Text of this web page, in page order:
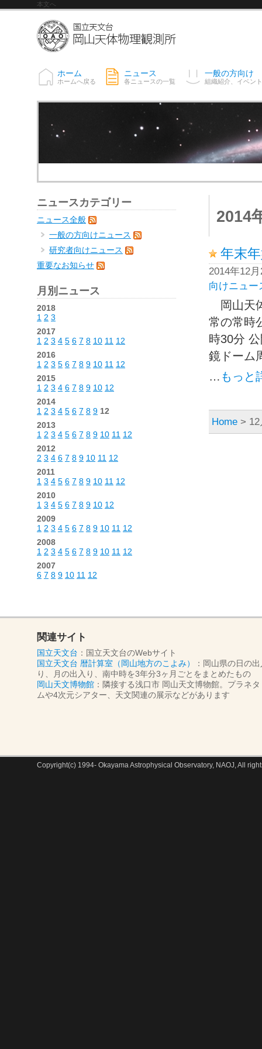
本文へ
ホーム
ホームへ戻る
ニュース
各ニュースの一覧
一般の方向け
組織紹介、イベン
2014
年末
2014年12
向けニュー
岡山天
常の常時
時30分
鏡ドー
… もっと
Home >
ニュースカテゴリー
ニュース全般
一般の方向けニュース
研究者向けニュース
重要なお知らせ
月別ニュース
2018
1 2 3
2017
1 2 3 4 5 6 7 8 10 11 12
2016
1 2 3 5 6 7 8 9 10 11 12
2015
1 2 3 4 6 7 8 9 10 12
2014
1 2 3 4 5 6 7 8 9 12
2013
1 2 3 4 5 6 7 8 9 10 11 12
2012
2 3 4 6 7 8 9 10 11 12
2011
1 3 4 5 6 7 8 9 10 11 12
2010
1 3 4 5 6 7 8 9 10 12
2009
1 2 3 4 5 6 7 8 9 10 11 12
2008
1 2 3 4 5 6 7 8 9 10 11 12
2007
6 7 8 9 10 11 12
関連サイト
国立天文台 ：国立天文台のWebサイト
国立天文台 暦計算室（岡山地方のこよみ）
：岡山県の日の
り、月の出入り、南中時を3年分3ヶ月ごとをまとめたもの
岡山天文博物館 ：隣接する浅口市 岡山天文博物館。プラネタ
ムや4次元シアター、天文関連の展示などがあります
Copyright(c) 1994- Okayama Astrophysical Observatory, NAOJ, All